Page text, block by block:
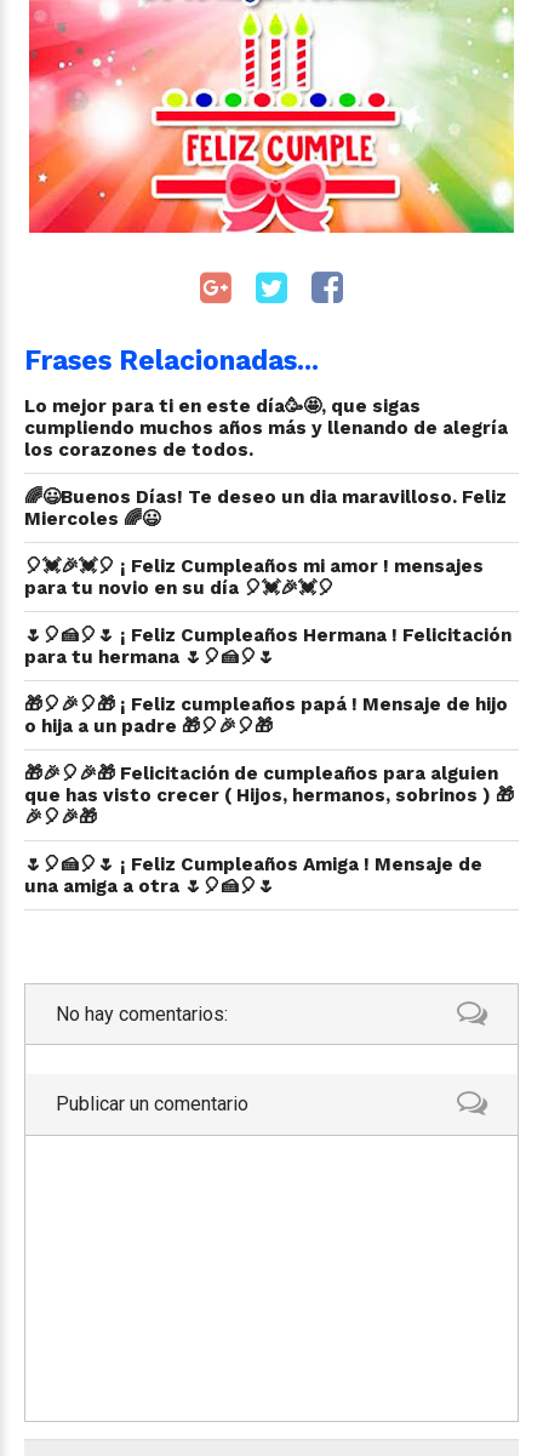
Frases Relacionadas...
Lo mejor para ti en este día🥳🤩, que sigas
cumpliendo muchos años más y llenando de alegría
los corazones de todos.
🌈😃Buenos Días! Te deseo un dia maravilloso. Feliz
Miercoles 🌈😃
🎈💓🎉💓🎈 ¡ Feliz Cumpleaños mi amor ! mensajes
para tu novio en su día 🎈💓🎉💓🎈
🌷🎈🍰🎈🌷 ¡ Feliz Cumpleaños Hermana ! Felicitación
para tu hermana 🌷🎈🍰🎈🌷
🎁🎈🎉🎈🎁 ¡ Feliz cumpleaños papá ! Mensaje de hijo
o hija a un padre 🎁🎈🎉🎈🎁
🎁🎉🎈🎉🎁 Felicitación de cumpleaños para alguien
que has visto crecer ( Hijos, hermanos, sobrinos ) 🎁
🎉🎈🎉🎁
🌷🎈🍰🎈🌷 ¡ Feliz Cumpleaños Amiga ! Mensaje de
una amiga a otra 🌷🎈🍰🎈🌷
No hay comentarios:
Publicar un comentario